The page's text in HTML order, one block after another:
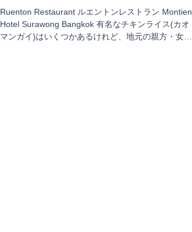
Ruenton Restaurant ルエントンレストラン Montien
Hotel Surawong Bangkok 有名なチキンライス(カオ
マンガイ)はいくつかあるけれど、地元の親方・女将